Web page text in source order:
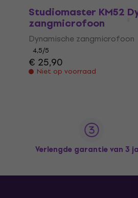
Studiomaster KM52
zangmicrofoon
Dynamische zangmicrofoon
4,5/5
€ 25,90
Niet op voorraad
Verlengde garantie van 3